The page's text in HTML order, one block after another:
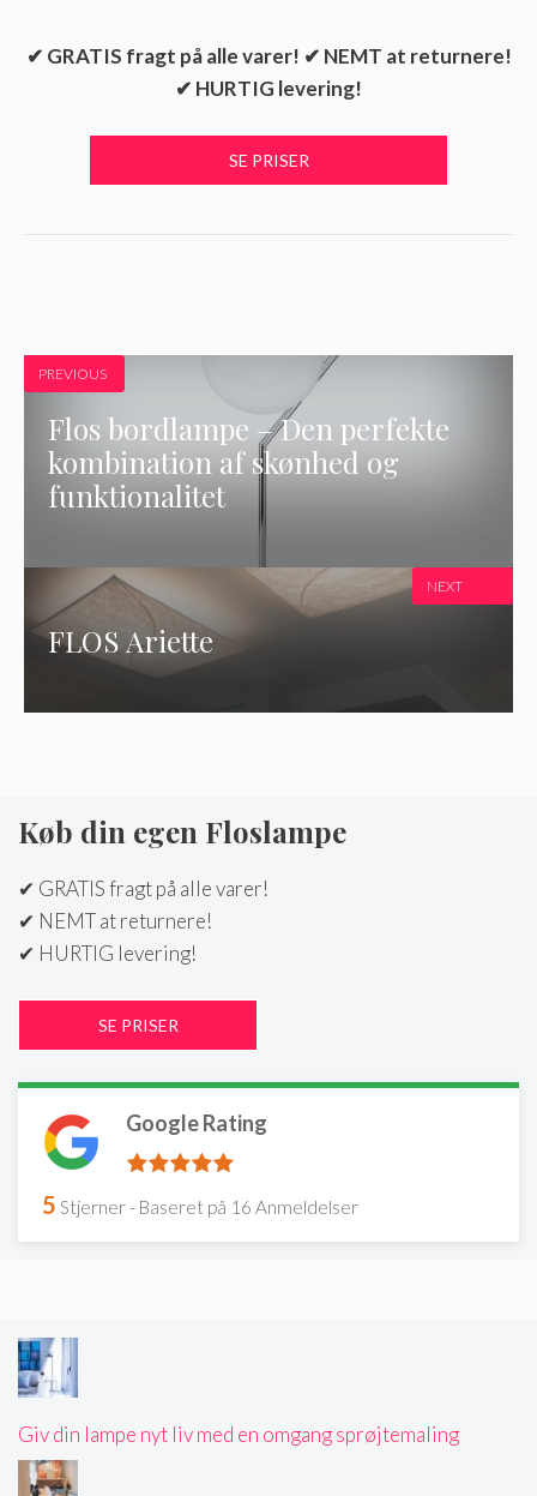
✔ GRATIS fragt på alle varer! ✔ NEMT at returnere!
✔ HURTIG levering!
PREVIOUS
Flos bordlampe – Den perfekte
kombination af skønhed og
funktionalitet
FLOS Ariette
NEXT
Køb din egen Floslampe
✔ GRATIS fragt på alle varer!
✔ NEMT at returnere!
✔ HURTIG levering!
Google Rating
5 Stjerner - Baseret på 16 Anmeldelser
Giv din lampe nyt liv med en omgang sprøjtemaling